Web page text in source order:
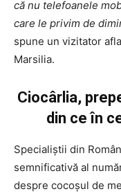
că nu telefoanele
care le privim de
spune un vizitator
Marsilia.
Ciocârlia,
din ce în
Specialiștii din
semnificativă al
despre cocoșul de